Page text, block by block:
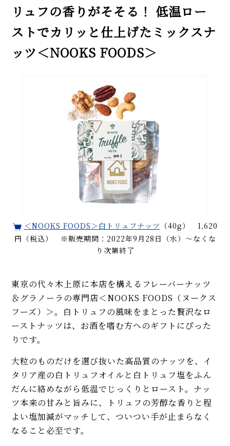
リュフの香りがそそる！ 低温ロー
ストでカリッと仕上げたミックスナ
ッツ＜NOOKS FOODS＞
＜NOOKS FOODS＞白トリュフナッツ （40g） 1,620
円（税込） ※販売期間：2022年9月28日（水）～なくな
り次第終了
東京の代々木上原に本店を構えるフレーバーナッツ
＆グラノーラの専門店＜NOOKS FOODS（ヌークス
フーズ）＞。白トリュフの風味をまとった贅沢なロ
ーストナッツは、お酒を嗜む方へのギフトにぴった
りです。
大粒のものだけを選び抜いた高品質のナッツを、イ
タリア産の白トリュフオイルと白トリュフ塩をふん
だんに絡めながら低温でじっくりとロースト。ナッ
ツ本来の甘みと旨みに、トリュフの芳醇な香りと程
よい塩加減がマッチして、ついつい手が止まらなく
なること必至です。